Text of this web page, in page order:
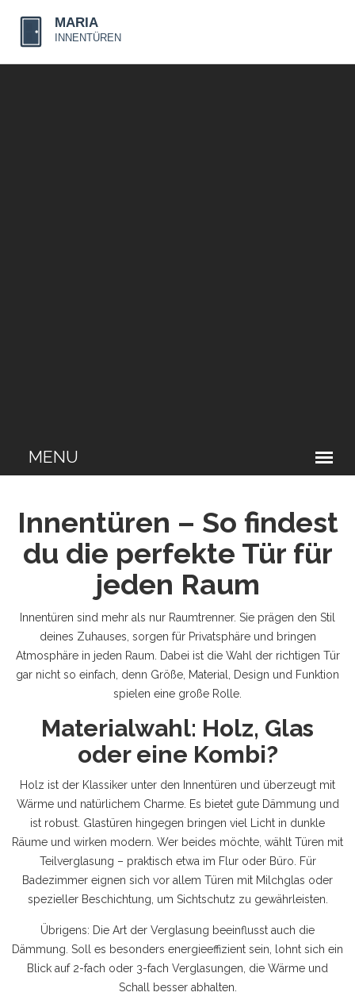
Innentüren – So findest
du die perfekte Tür für
jeden Raum
Innentüren sind mehr als nur Raumtrenner. Sie prägen den Stil
deines Zuhauses, sorgen für Privatsphäre und bringen
Atmosphäre in jeden Raum. Dabei ist die Wahl der richtigen Tür
gar nicht so einfach, denn Größe, Material, Design und Funktion
spielen eine große Rolle.
Materialwahl: Holz, Glas
oder eine Kombi?
Holz ist der Klassiker unter den Innentüren und überzeugt mit
Wärme und natürlichem Charme. Es bietet gute Dämmung und
ist robust. Glastüren hingegen bringen viel Licht in dunkle
Räume und wirken modern. Wer beides möchte, wählt Türen mit
Teilverglasung – praktisch etwa im Flur oder Büro. Für
Badezimmer eignen sich vor allem Türen mit Milchglas oder
spezieller Beschichtung, um Sichtschutz zu gewährleisten.
Übrigens: Die Art der Verglasung beeinflusst auch die
Dämmung. Soll es besonders energieeffizient sein, lohnt sich ein
Blick auf 2-fach oder 3-fach Verglasungen, die Wärme und
Schall besser abhalten.